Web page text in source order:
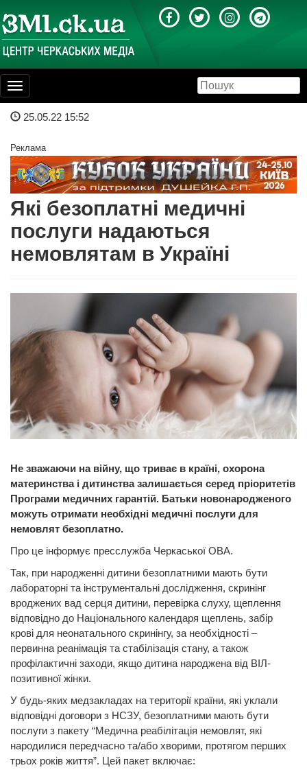
Toggle
navigation
25.05.22 15:52
Реклама
Які безоплатні медичні
послуги надаються
немовлятам в Україні
Не зважаючи на війну, що триває в країні, охорона
материнства і дитинства залишається серед пріоритетів
Програми медичних гарантій. Батьки новонародженого
можуть отримати необхідні медичні послуги для
немовлят безоплатно.
Про це інформує пресслужба Черкаської ОВА.
Так, при народженні дитини безоплатними мають бути
лабораторні та інструментальні дослідження, скринінг
вроджених вад серця дитини, перевірка слуху, щеплення
відповідно до Національного календаря щеплень, забір
крові для неонатального скринінгу, за необхідності –
первинна реанімація та стабілізація стану, а також
профілактичні заходи, якщо дитина народжена від ВІЛ-
позитивної жінки.
У будь-яких медзакладах на території країни, які уклали
відповідні договори з НСЗУ, безоплатними мають бути
послуги з пакету “Медична реабілітація немовлят, які
народилися передчасно та/або хворими, протягом перших
трьох років життя”. Цей пакет включає: